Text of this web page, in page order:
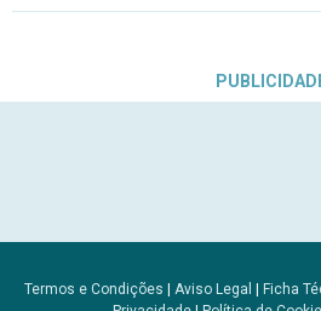
Termos e Condições | Aviso Legal | Ficha